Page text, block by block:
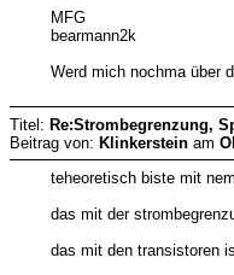
MFG
bearmann2k
Werd mich nochma über
Titel: Re:Strombegrenzung,
Beitrag von: Klinkerstein am
teheoretisch biste mit
das mit der
das mit den transistoren